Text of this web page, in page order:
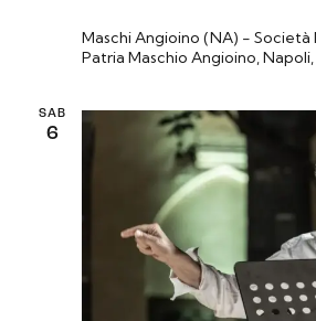
Maschi Angioino (NA) -
Patria Maschio Angioino,
SAB
6